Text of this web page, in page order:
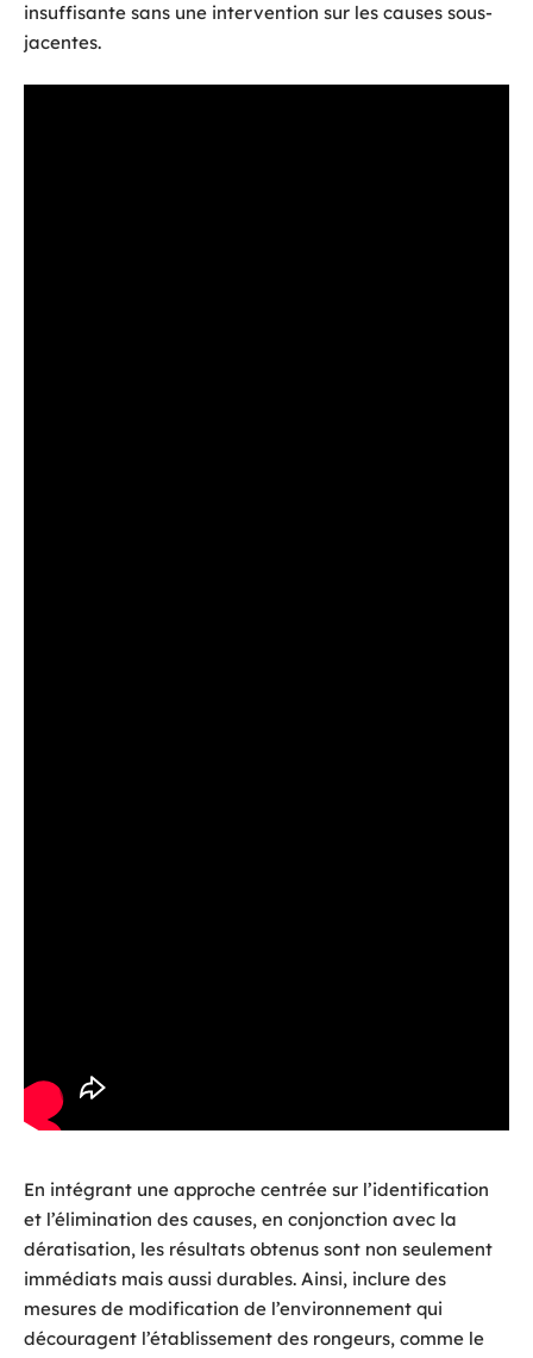
insuffisante sans une intervention sur les causes sous-
jacentes.
En intégrant une approche centrée sur l’identification
et l’élimination des causes, en conjonction avec la
dératisation, les résultats obtenus sont non seulement
immédiats mais aussi durables. Ainsi, inclure des
mesures de modification de l’environnement qui
découragent l’établissement des rongeurs, comme le